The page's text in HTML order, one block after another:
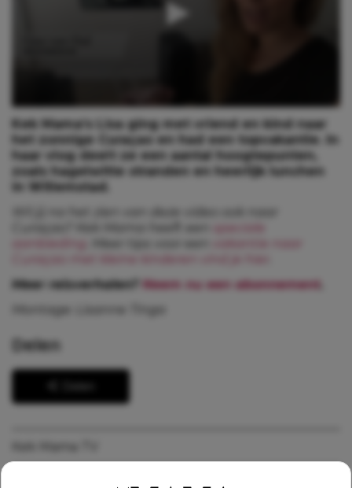
Kek Mama’s Lisa ging met vriend en kind naar
het zonnige Curaçao en had een topvakantie. In
haar vlog deelt ze een aantal hoogtepunten,
zoals hagelwitte stranden en heerlijk lunchen
in Willemstad.
Meer reisverhalen?
Neem nu een abonnement
Delen